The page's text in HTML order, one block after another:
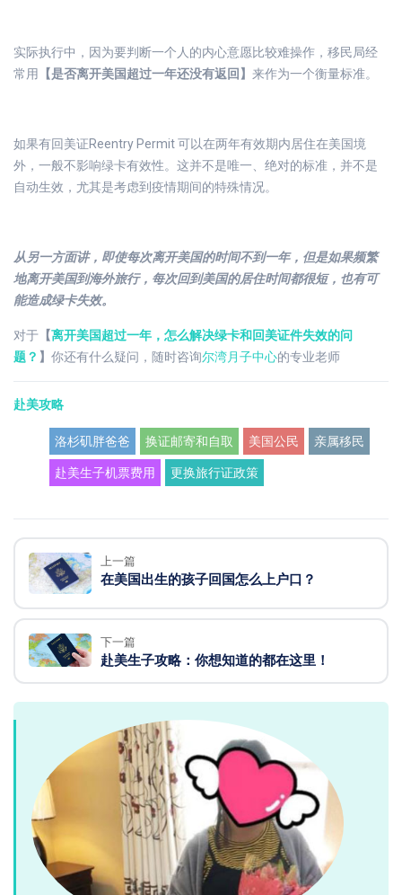
实际执行中，因为要判断一个人的内心意愿比较难操作，移民局经
常用
【是否离开美国超过一年还没有返回】 来作为一个衡量标准。
如果有回美证Reentry Permit 可以在两年有效期内居住在美国境
外，一般不影响绿卡有效性。这并不是唯一、绝对的标准，并不是
自动生效，尤其是考虑到疫情期间的特殊情况。
从另一方面讲，即使每次离开美国的时间不到一年，但是如果频繁
地离开美国到海外旅行，每次回到美国的居住时间都很短，也有可
能造成绿卡失效。
对于 【离开美国超过一年，怎么解决绿卡和回美证件失效的问
题？ 】 你还有什么疑问，随时咨询尔湾月子中心的专业老师
赴美攻略
洛杉矶胖爸爸 换证邮寄和自取 美国公民 亲属移民
赴美生子机票费用 更换旅行证政策
上一篇
在美国出生的孩子回国怎么上户口？
下一篇
赴美生子攻略：你想知道的都在这里！